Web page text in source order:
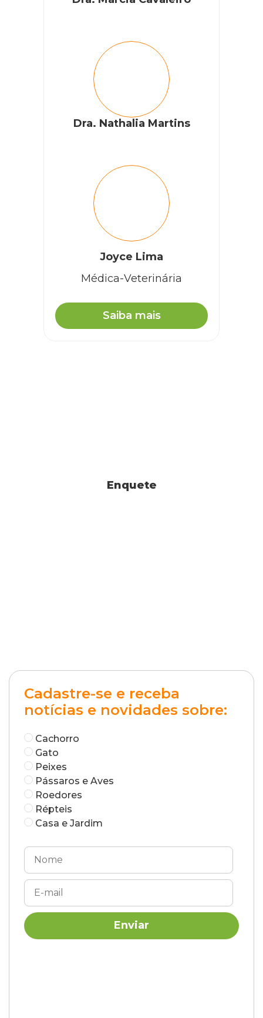
Dra. Nathalia Martins
Joyce Lima
Médica-Veterinária
Saiba mais
Enquete
Cadastre-se e receba
notícias e novidades sobre:
Cachorro
Gato
Peixes
Pássaros e Aves
Roedores
Répteis
Casa e Jardim